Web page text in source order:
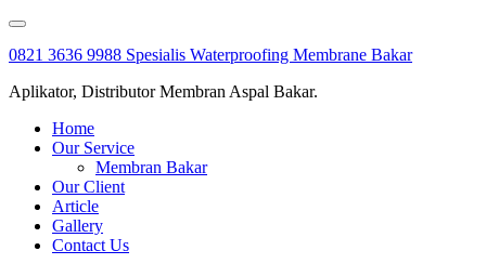
Skip
content
0821 3636 9988 Spesialis Waterproofing Membrane Bakar
Aplikator, Distributor Membran Aspal Bakar.
Home
Our Service
Membran Bakar
Our Client
Article
Gallery
Contact Us